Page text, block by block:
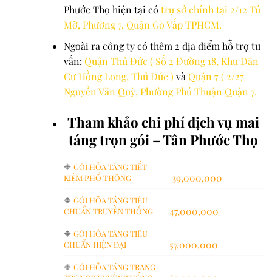
Phước Thọ hiện tại có trụ sở chính tại 2/12 Tú
Mỡ, Phường 7, Quận Gò Vấp TPHCM.
Ngoài ra công ty có thêm 2 địa điểm hỗ trợ tư
vấn: Quận Thủ Đức ( Số 2 Đường 18, Khu Dân
Cư Hồng Long, Thủ Đức ) và Quận 7 ( 2/27
Nguyễn Văn Quỳ, Phường Phú Thuận Quận 7.
Tham khảo chi phí dịch vụ mai
táng trọn gói – Tân Phước Thọ
🔶 GÓI HỎA TÁNG TIẾT
KIỆM PHỔ THÔNG
39,000,000
🔶 GÓI HỎA TÁNG TIÊU
CHUẨN TRUYỀN THỐNG
47,000,000
🔶 GÓI HỎA TÁNG TIÊU
CHUẨN HIỆN ĐẠI
57,000,000
🔶 GÓI HỎA TÁNG TRANG